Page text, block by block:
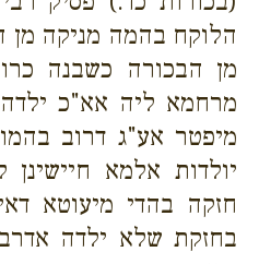
הלוקח בהמה מניקה מן
מן הבכורה כשבנה
מרחמא ליה אא"כ
מיפטר אע"ג דרוב
יולדות אלמא
חזקה בהדי מיעוטא
בחזקת שלא ילדה